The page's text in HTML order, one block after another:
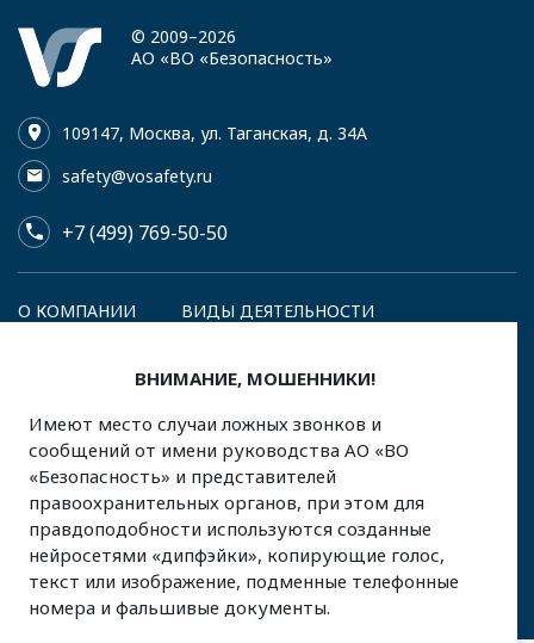
© 2009–2026
АО «ВО «Безопасность»
109147, Москва, ул. Таганская, д. 34А
safety@vosafety.ru
+7 (499) 769-50-50
О КОМПАНИИ
ВИДЫ ДЕЯТЕЛЬНОСТИ
ДОКУМЕНТАЦИЯ
КОНТАКТЫ
RU
en
ENG
РУС
Политика в отношении обработки персональных данных
Created by
Afonico M&D
ВНИМАНИЕ, МОШЕННИКИ!
Имеют место случаи ложных звонков и
сообщений от имени руководства АО «ВО
«Безопасность» и представителей
правоохранительных органов, при этом для
правдоподобности используются созданные
нейросетями «дипфэйки», копирующие голос,
текст или изображение, подменные телефонные
номера и фальшивые документы.